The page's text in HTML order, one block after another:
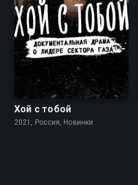
Хой с тобой
2021, Россия, Новинки